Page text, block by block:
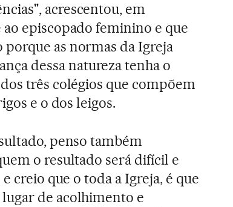
acrescentou, em
episcopado feminino e que
porque as normas da Igreja
dessa natureza tenha o
três colégios que compõem
e o dos leigos.
penso também
o resultado será difícil e
creio que o toda a Igreja, é que
de acolhimento e